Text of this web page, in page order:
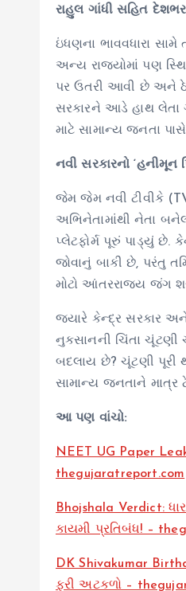
રાહુલ ગાંધી સહિત
ઇંધણના ભાવવધારા
અન્ય રાજ્યોમાં પણ
પર ઉતરી આવી છે અને
સરકારને આડે હાથ લેતા
માટે સામાન્ય જનતા
નવી સરકારનો ‘હનીમૂન
જેમ જેમ નવી ટીવીકે
અભિનેતામાંથી નેતા
પ્લેટફોર્મ પૂરું પાડ્યું છે.
જોવાનું બાકી છે, પરંતુ
મોટો આંતરરાજ્ય જંગ
જ્યારે કેન્દ્ર સરકાર
નુકસાનની ચિંતા ચૂંટણી
બદલાય છે? ચૂંટણી પૂરી
સામાન્ય જનતાને
આ પણ વાંચો:
NEET UG Paper
thegujaratreport.com
Bhojshala Verdict:
કાયમી પ્રતિબંધ! –
DK Shivakumar
ફરી અટકળો –